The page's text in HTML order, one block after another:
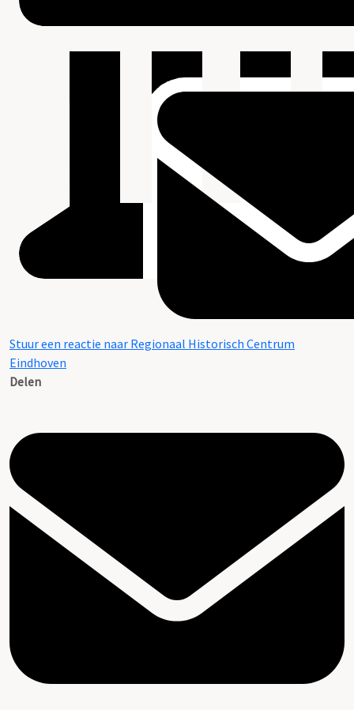
Stuur een reactie naar Regionaal Historisch Centrum
Eindhoven
Delen